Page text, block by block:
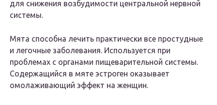
для снижения возбудимости центральной нервной
системы.
Мята способна лечить практически все простудные
и легочные заболевания. Используется при
проблемах с органами пищеварительной системы.
Содержащийся в мяте эстроген оказывает
омолаживающий эффект на женщин.